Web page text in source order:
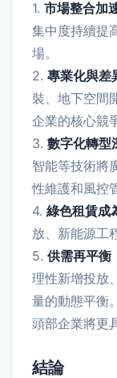
1. 市場整合加
集中度持續提
場。
2. 專業化與差
裝、地下空間
企業的核心競
3. 數字化轉型
智能等技術將
性維護和風控
4. 綠色租賃成
放、新能源工
5. 供需再平衡
理性新增投放
量的動態平衡
頭部企業將更
結論